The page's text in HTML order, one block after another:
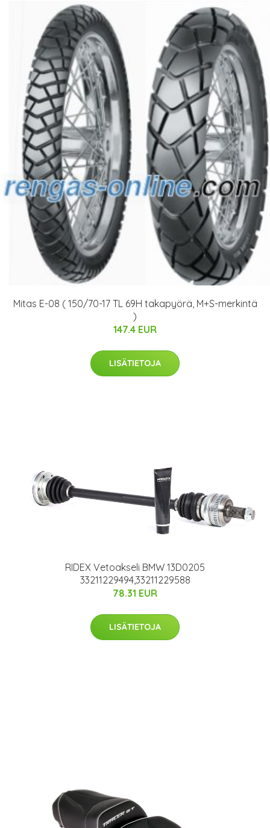
Mitas E-08 ( 150/70-17 TL 69H takapyörä, M+S-merkintä
)
147.4 EUR
LISÄTIETOJA
RIDEX Vetoakseli BMW 13D0205
33211229494,33211229588
78.31 EUR
LISÄTIETOJA